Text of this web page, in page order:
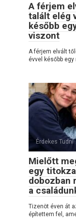
A férjem
talált elég
később
viszont
A férjem elvált
évvel később
Érdekes Tudni
Mielőtt
egy
dobozban
a
Tizenöt éven át
építettem fel,